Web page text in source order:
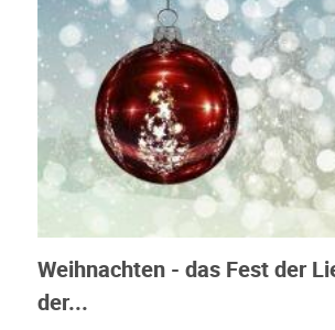
Weihnachten - das Fest der
der...